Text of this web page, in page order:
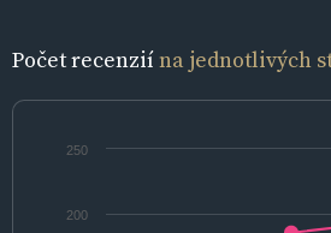
Počet recenziína jednotlivých
200
250